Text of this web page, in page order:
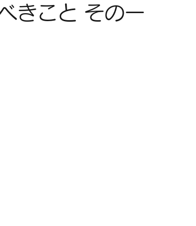
きこと その一